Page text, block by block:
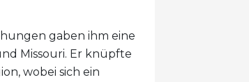
gaben ihm eine
Missouri. Er knüpfte
wobei sich ein